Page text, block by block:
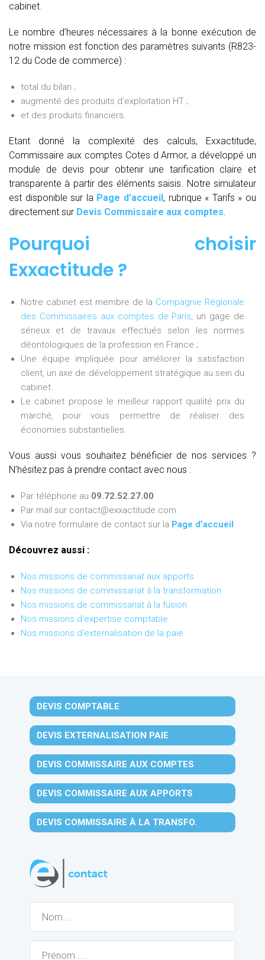
cabinet.
Le nombre d’heures nécessaires à la bonne exécution de
notre mission est fonction des paramètres suivants (R823-
12 du Code de commerce) :
total du bilan ;
augmenté des produits d’exploitation HT ;
et des produits financiers.
Etant donné la complexité des calculs, Exxactitude,
Commissaire aux comptes Cotes d Armor, a développé un
module de devis pour obtenir une tarification claire et
transparente à partir des éléments saisis. Notre simulateur
est disponible sur la Page d’accueil, rubrique « Tarifs » ou
directement sur Devis Commissaire aux comptes.
Pourquoi choisir
Exxactitude ?
Notre cabinet est membre de la Compagnie Régionale
des Commissaires aux comptes de Paris, un gage de
sérieux et de travaux effectués selon les normes
déontologiques de la profession en France ;
Une équipe impliquée pour améliorer la satisfaction
client, un axe de développement stratégique au sein du
cabinet.
Le cabinet propose le meilleur rapport qualité prix du
marché, pour vous permettre de réaliser des
économies substantielles.
Vous aussi vous souhaitez bénéficier de nos services ?
N’hésitez pas à prendre contact avec nous :
Par téléphone au 09.72.52.27.00
Par mail sur contact@exxactitude.com
Via notre formulaire de contact sur la Page d’accueil
Découvrez aussi :
Nos missions de commissariat aux apports
Nos missions de commissariat à la transformation
Nos missions de commissariat à la fusion
Nos missions d'expertise comptable
Nos missions d'externalisation de la paie
DEVIS COMPTABLE
DEVIS EXTERNALISATION PAIE
DEVIS COMMISSAIRE AUX COMPTES
DEVIS COMMISSAIRE AUX APPORTS
DEVIS COMMISSAIRE À LA TRANSFO.